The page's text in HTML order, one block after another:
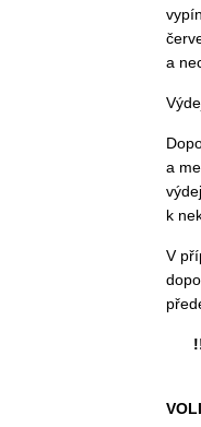
a
a
k
V